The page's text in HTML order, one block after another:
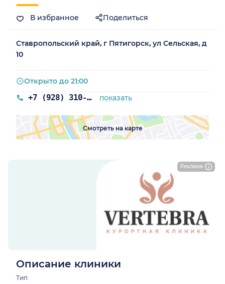
Реклама
В избранное Поделиться
Ставропольский край, г Пятигорск, ул Сельская, д
10
+7 (928) 310-13-90 показать
Открыто до 21:00
Смотреть на карте
Описание клиники
Тип